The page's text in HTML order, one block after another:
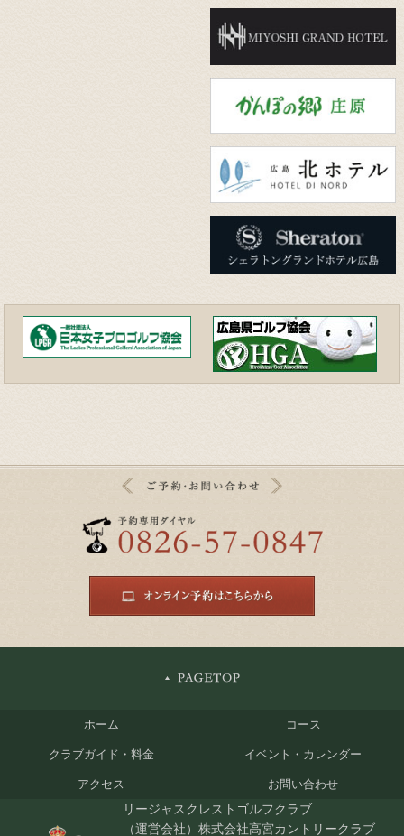
ホーム コース
クラブガイド・料金 イベント・カレンダー
アクセス お問い合わせ
リージャスクレストゴルフクラブ
（運営会社）株式会社高宮カントリークラブ